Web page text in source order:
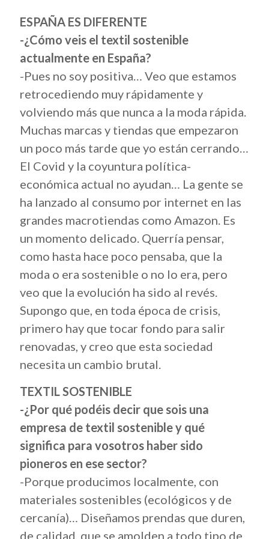
ESPAÑA ES DIFERENTE
-¿Cómo veis el textil sostenible
actualmente en España?
-Pues no soy positiva… Veo que estamos
retrocediendo muy rápidamente y
volviendo más que nunca a la moda rápida.
Muchas marcas y tiendas que empezaron
un poco más tarde que yo están cerrando…
El Covid y la coyuntura política-
económica actual no ayudan… La gente se
ha lanzado al consumo por internet en las
grandes macrotiendas como Amazon. Es
un momento delicado. Querría pensar,
como hasta hace poco pensaba, que la
moda o era sostenible o no lo era, pero
veo que la evolución ha sido al revés.
Supongo que, en toda época de crisis,
primero hay que tocar fondo para salir
renovadas, y creo que esta sociedad
necesita un cambio brutal.
TEXTIL SOSTENIBLE
-¿Por qué podéis decir que sois una
empresa de textil sostenible y qué
significa para vosotros haber sido
pioneros en ese sector?
-Porque producimos localmente, con
materiales sostenibles (ecológicos y de
cercanía)… Diseñamos prendas que duren,
de calidad, que se amolden a todo tipo de